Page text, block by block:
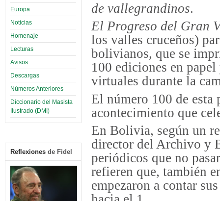
Europa
Noticias
Homenaje
Lecturas
Avisos
Descargas
Números Anteriores
Diccionario del Masista
Ilustrado (DMI)
Reflexiones de Fidel
de vallegrandinos.
El Progreso del Gran
los valles cruceños)
bolivianos, que se
100 ediciones en
virtuales durante la
El número 100 de
acontecimiento que
En Bolivia, según un
director del Archivo y
periódicos que no
refieren que, también
empezaron a contar